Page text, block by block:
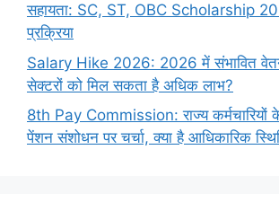
सहायता: SC, ST, OBC Scholarship
प्रक्रिया
Salary Hike 2026: 2026 में संभावित
सेक्टरों को मिल सकता है अधिक लाभ?
8th Pay Commission: राज्य कर्मचारियों
पेंशन संशोधन पर चर्चा, क्या है आधिकारिक